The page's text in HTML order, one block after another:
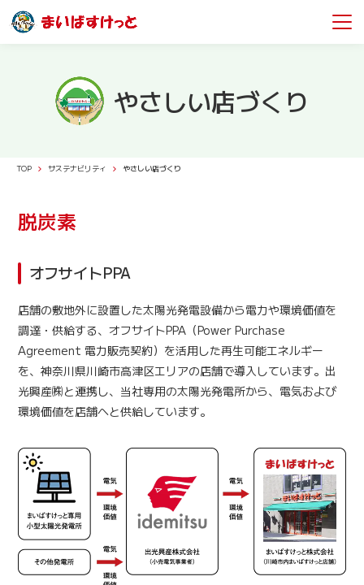
やさしい店づくり
TOP サステナビリティ やさしい店づくり
脱炭素
オフサイトPPA
店舗の敷地外に設置した太陽光発電設備から電力や環境価値を
調達・供給する、オフサイトPPA（Power Purchase
Agreement 電力販売契約）を活用した再生可能エネルギー
を、神奈川県川崎市高津区エリアの店舗で導入しています。出
光興産㈱と連携し、当社専用の太陽光発電所から、電気および
環境価値を店舗へと供給しています。